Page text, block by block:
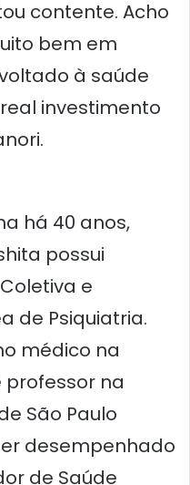
contente. Acho
bem em
à saúde
investimento
há 40 anos,
possui
e
de Psiquiatria.
médico na
professor na
São Paulo
desempenhado
de Saúde